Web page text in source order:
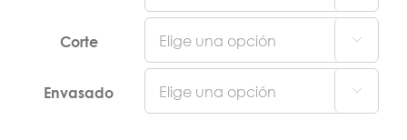
Corte 
Envasado 